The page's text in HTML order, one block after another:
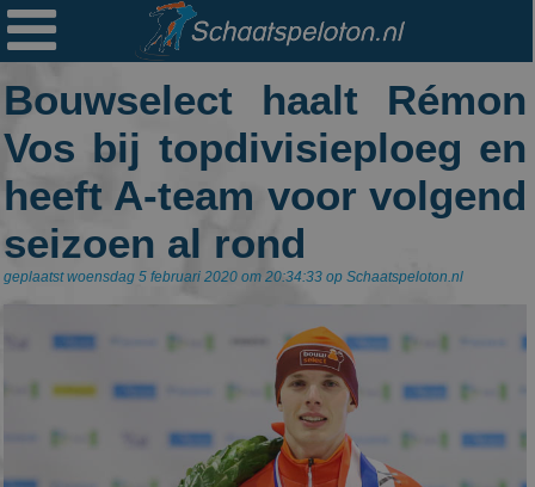

Bouwselect haalt Rémon
Vos bij topdivisieploeg en
heeft A-team voor volgend
seizoen al rond
geplaatst woensdag 5 februari 2020 om 20:34:33 op Schaatspeloton.nl